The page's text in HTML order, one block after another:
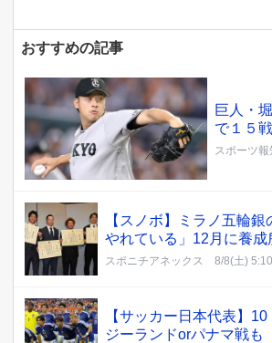
おすすめの記事
巨人・
で１５
スポーツ報
【スノボ】ミラノ五輪
やれている」12月に養成
スポニチアネックス 8/8(土) 5:10
【サッカー日本代表】
ジーランドorパナマ戦も